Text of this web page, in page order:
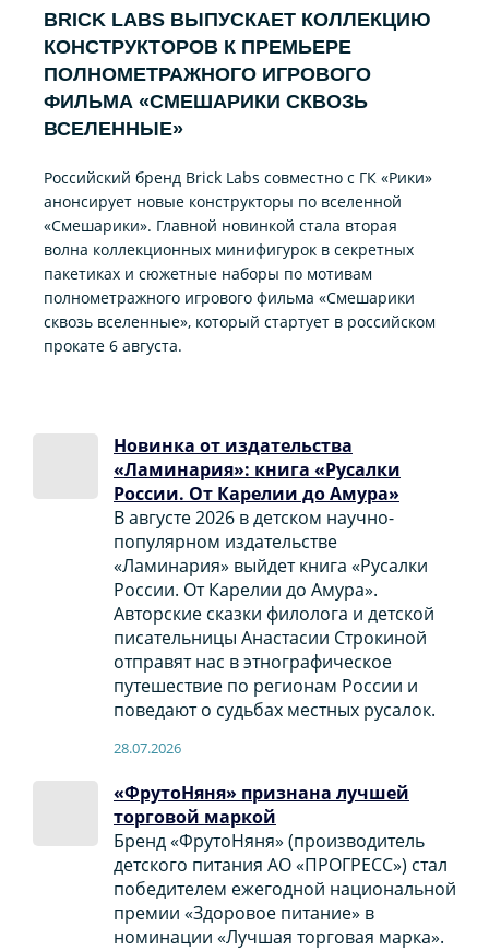
BRICK LABS ВЫПУСКАЕТ КОЛЛЕКЦИЮ
КОНСТРУКТОРОВ К ПРЕМЬЕРЕ
ПОЛНОМЕТРАЖНОГО ИГРОВОГО
ФИЛЬМА «CМЕШАРИКИ СКВОЗЬ
ВСЕЛЕННЫЕ»
Российский бренд Brick Labs совместно с ГК «Рики»
анонсирует новые конструкторы по вселенной
«Смешарики». Главной новинкой стала вторая
волна коллекционных минифигурок в секретных
пакетиках и сюжетные наборы по мотивам
полнометражного игрового фильма «Смешарики
сквозь вселенные», который стартует в российском
прокате 6 августа.
Новинка от издательства
«Ламинария»: книга «Русалки
России. От Карелии до Амура»
В августе 2026 в детском научно-
популярном издательстве
«Ламинария» выйдет книга «Русалки
России. От Карелии до Амура».
Авторские сказки филолога и детской
писательницы Анастасии Строкиной
отправят нас в этнографическое
путешествие по регионам России и
поведают о судьбах местных русалок.
28.07.2026
«ФрутоНяня» признана лучшей
торговой маркой
Бренд «ФрутоНяня» (производитель
детского питания АО «ПРОГРЕСС») стал
победителем ежегодной национальной
премии «Здоровое питание» в
номинации «Лучшая торговая марка».